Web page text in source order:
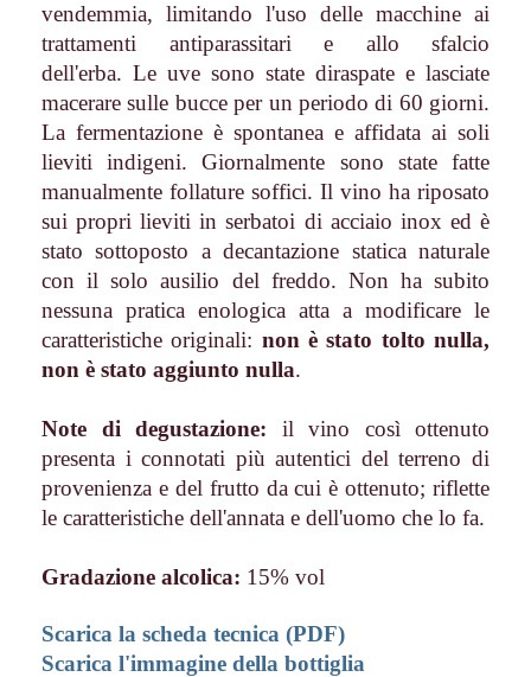
vendemmia, limitando l'uso delle macchine ai
trattamenti antiparassitari e allo sfalcio
dell'erba. Le uve sono state diraspate e lasciate
macerare sulle bucce per un periodo di 60 giorni.
La fermentazione è spontanea e affidata ai soli
lieviti indigeni. Giornalmente sono state fatte
manualmente follature soffici. Il vino ha riposato
sui propri lieviti in serbatoi di acciaio inox ed è
stato sottoposto a decantazione statica naturale
con il solo ausilio del freddo. Non ha subito
nessuna pratica enologica atta a modificare le
caratteristiche originali: non è stato tolto nulla,
non è stato aggiunto nulla.
Note di degustazione: il vino così ottenuto
presenta i connotati più autentici del terreno di
provenienza e del frutto da cui è ottenuto; riflette
le caratteristiche dell'annata e dell'uomo che lo fa.
Gradazione alcolica: 15% vol
Scarica la scheda tecnica (PDF)
Scarica l'immagine della bottiglia